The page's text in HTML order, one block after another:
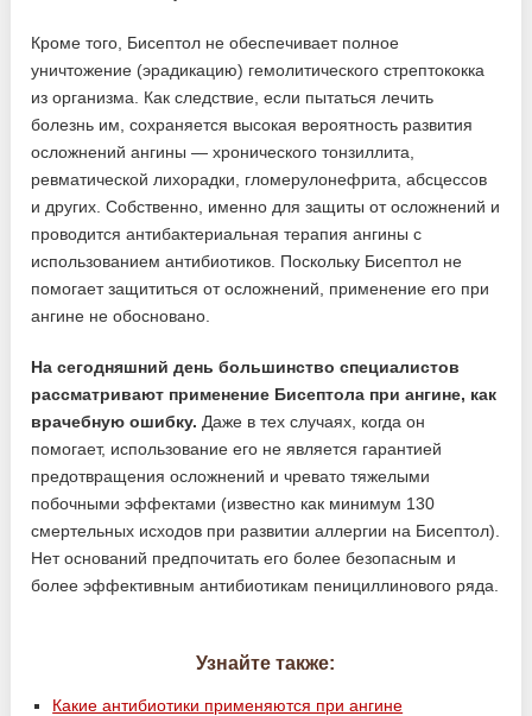
Кроме того, Бисептол не обеспечивает полное
уничтожение (эрадикацию) гемолитического стрептококка
из организма. Как следствие, если пытаться лечить
болезнь им, сохраняется высокая вероятность развития
осложнений ангины — хронического тонзиллита,
ревматической лихорадки, гломерулонефрита, абсцессов
и других. Собственно, именно для защиты от осложнений и
проводится антибактериальная терапия ангины с
использованием антибиотиков. Поскольку Бисептол не
помогает защититься от осложнений, применение его при
ангине не обосновано.
На сегодняшний день большинство специалистов
рассматривают применение Бисептола при ангине, как
врачебную ошибку. Даже в тех случаях, когда он
помогает, использование его не является гарантией
предотвращения осложнений и чревато тяжелыми
побочными эффектами (известно как минимум 130
смертельных исходов при развитии аллергии на Бисептол).
Нет оснований предпочитать его более безопасным и
более эффективным антибиотикам пенициллинового ряда.
Узнайте также:
Какие антибиотики применяются при ангине